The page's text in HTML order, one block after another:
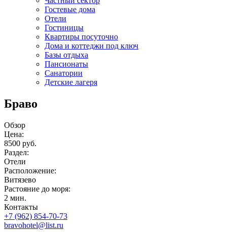
Гостевые дома
Отели
Гостиницы
Квартиры посуточно
Дома и коттеджи под ключ
Базы отдыха
Пансионаты
Санатории
Детские лагеря
Браво
Обзор
Цена:
8500 руб.
Раздел:
Отели
Расположение:
Витязево
Растояние до моря:
2 мин.
Контакты
+7 (962) 854-70-73
bravohotel@list.ru